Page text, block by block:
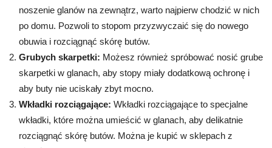
noszenie glanów na zewnątrz, warto najpierw chodzić w nich
po domu. Pozwoli to stopom przyzwyczaić się do nowego
obuwia i rozciągnąć skórę butów.
Grubych skarpetki: Możesz również spróbować nosić grube
skarpetki w glanach, aby stopy miały dodatkową ochronę i
aby buty nie uciskały zbyt mocno.
Wkładki rozciągające: Wkładki rozciągające to specjalne
wkładki, które można umieścić w glanach, aby delikatnie
rozciągnąć skórę butów. Można je kupić w sklepach z